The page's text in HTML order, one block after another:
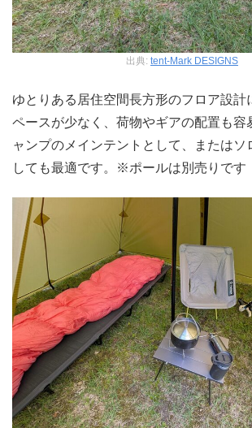
出典: tent-Mark DESIGNS
ゆとりある居住空間長方形のフロア設計
ペースが少なく、荷物やギアの配置も容
ャンプのメインテントとして、またはソ
しても最適です。※ポールは別売りです